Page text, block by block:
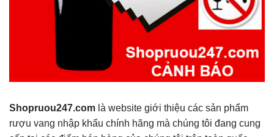
Shopruou247.com là website giới thiệu các sản phẩm
rượu vang nhập khẩu chính hãng mà chúng tôi đang cung